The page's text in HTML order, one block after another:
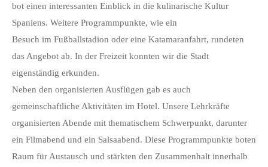
bot einen interessanten Einblick in die kulinarische Kultur
Spaniens. Weitere Programmpunkte, wie ein
Besuch im Fußballstadion oder eine Katamaranfahrt, rundeten
das Angebot ab. In der Freizeit konnten wir die Stadt
eigenständig erkunden.
Neben den organisierten Ausflügen gab es auch
gemeinschaftliche Aktivitäten im Hotel. Unsere Lehrkräfte
organisierten Abende mit thematischem Schwerpunkt, darunter
ein Filmabend und ein Salsaabend. Diese Programmpunkte boten
Raum für Austausch und stärkten den Zusammenhalt innerhalb